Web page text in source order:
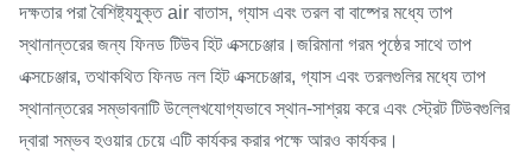
দক্ষতার পরা বৈশিষ্ট্যযুক্ত air বাতাস, গ্যাস এবং তরল বা বাষ্পের মধ্যে তাপ
স্থানান্তরের জন্য ফিনড টিউব হিট এক্সচেঞ্জার।জরিমানা গরম পৃষ্ঠের সাথে তাপ
এক্সচেঞ্জার, তথাকথিত ফিনড নল হিট এক্সচেঞ্জার, গ্যাস এবং তরলগুলির মধ্যে তাপ
স্থানান্তরের সম্ভাবনাটি উল্লেখযোগ্যভাবে স্থান-সাশ্রয় করে এবং স্ট্রেট টিউবগুলির
দ্বারা সম্ভব হওয়ার চেয়ে এটি কার্যকর করার পক্ষে আরও কার্যকর।